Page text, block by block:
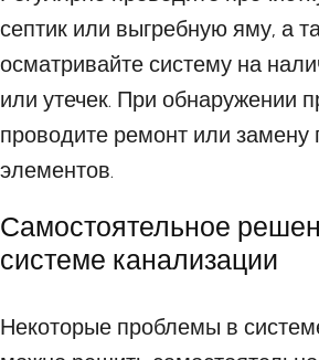
септик или выгребную яму, а
осматривайте систему на
или утечек. При обнаружении
проводите ремонт или
элементов.
Самостоятельное
системе канализации
Некоторые проблемы в